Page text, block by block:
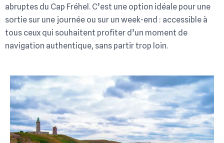
abruptes du Cap Fréhel. C’est une option idéale pour une
sortie sur une journée ou sur un week-end : accessible à
tous ceux qui souhaitent profiter d’un moment de
navigation authentique, sans partir trop loin.